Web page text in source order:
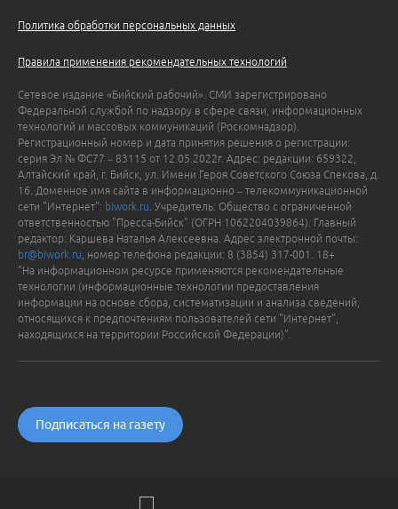
Политика обработки персональных данных
Правила применения рекомендательных технологий
Сетевое издание «Бийский рабочий». СМИ зарегистрировано
Федеральной службой по надзору в сфере связи, информационных
технологий и массовых коммуникаций (Роскомнадзор).
Регистрационный номер и дата принятия решения о регистрации:
серия Эл № ФС77 – 83115 от 12.05.2022г. Адрес: редакции: 659322,
Алтайский край, г. Бийск, ул. Имени Героя Советского Союза Спекова, д.
16. Доменное имя сайта в информационно – телекоммуникационной
сети "Интернет": biwork.ru . Учредитель: Общество с ограниченной
ответственностью "Пресса-Бийск" (ОГРН 1062204039864). Главный
редактор: Каршева Наталья Алексеевна. Адрес электронной почты:
br@biwork.ru , номер телефона редакции: 8 (3854) 317-001. 18+
"На информационном ресурсе применяются рекомендательные
технологии (информационные технологии предоставления
информации на основе сбора, систематизации и анализа сведений,
относящихся к предпочтениям пользователей сети "Интернет",
находящихся на территории Российской Федерации)".
Подписаться на газету